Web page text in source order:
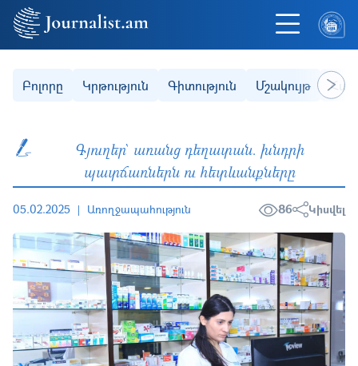
Բոլորը Կրթություն Գիտություն Մշակույթ Next
Գյուղեր` առանց դեղատան. խնդրի
պատճառներն ու հետևանքները
05.02.2025 Առողջապահություն 86 Կիսվել